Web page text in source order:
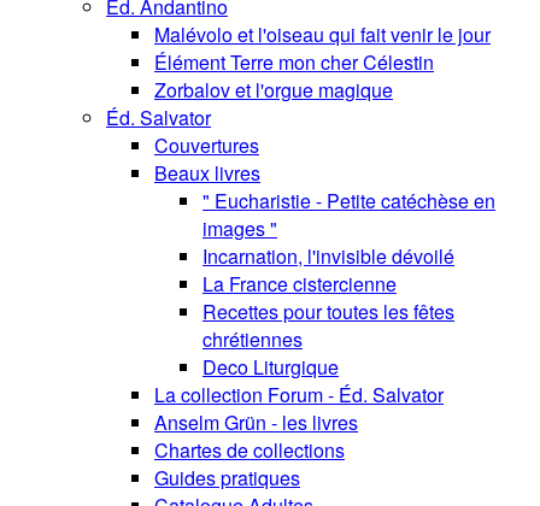
Éd. Andantino
Malévolo et l'oiseau qui fait venir le jour
Élément Terre mon cher Célestin
Zorbalov et l'orgue magique
Éd. Salvator
Couvertures
Beaux livres
" Eucharistie - Petite catéchèse en
images "
Incarnation, l'invisible dévoilé
La France cistercienne
Recettes pour toutes les fêtes
chrétiennes
Deco Liturgique
La collection Forum - Éd. Salvator
Anselm Grün - les livres
Chartes de collections
Guides pratiques